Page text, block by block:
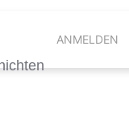
ANMELDEN